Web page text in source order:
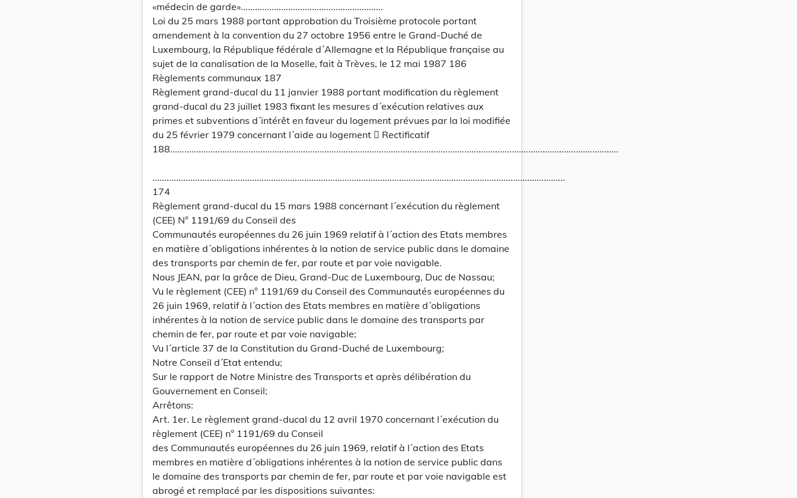
«médecin de garde»............................................................
Loi du 25 mars 1988 portant approbation du Troisième protocole portant
amendement à la convention du 27 octobre 1956 entre le Grand-Duché de
Luxembourg, la République fédérale d´Allemagne et la République française au
sujet de la canalisation de la Moselle, fait à Trèves, le 12 mai 1987 186
Règlements communaux 187
Règlement grand-ducal du 11 janvier 1988 portant modification du règlement
grand-ducal du 23 juillet 1983 fixant les mesures d´exécution relatives aux
primes et subventions d´intérêt en faveur du logement prévues par la loi modifiée
du 25 février 1979 concernant l´aide au logement  Rectificatif
188.............................................................................................................................................................................................
..............................................................................................................................................................................
174
Règlement grand-ducal du 15 mars 1988 concernant l´exécution du règlement
(CEE) N° 1191/69 du Conseil des
Communautés européennes du 26 juin 1969 relatif à l´action des Etats membres
en matière d´obligations inhérentes à la notion de service public dans le domaine
des transports par chemin de fer, par route et par voie navigable.
Nous JEAN, par la grâce de Dieu, Grand-Duc de Luxembourg, Duc de Nassau;
Vu le règlement (CEE) n° 1191/69 du Conseil des Communautés européennes du
26 juin 1969, relatif à l´action des Etats membres en matière d´obligations
inhérentes à la notion de service public dans le domaine des transports par
chemin de fer, par route et par voie navigable;
Vu l´article 37 de la Constitution du Grand-Duché de Luxembourg;
Notre Conseil d´Etat entendu;
Sur le rapport de Notre Ministre des Transports et après délibération du
Gouvernement en Conseil;
Arrêtons:
Art. 1er. Le règlement grand-ducal du 12 avril 1970 concernant l´exécution du
règlement (CEE) n° 1191/69 du Conseil
des Communautés européennes du 26 juin 1969, relatif à l´action des Etats
membres en matière d´obligations inhérentes à la notion de service public dans
le domaine des transports par chemin de fer, par route et par voie navigable est
abrogé et remplacé par les dispositions suivantes: